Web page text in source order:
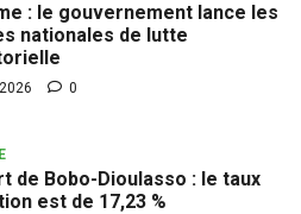
: le gouvernement lance les
nationales de lutte
0
de Bobo-Dioulasso : le taux
est de 17,23 %